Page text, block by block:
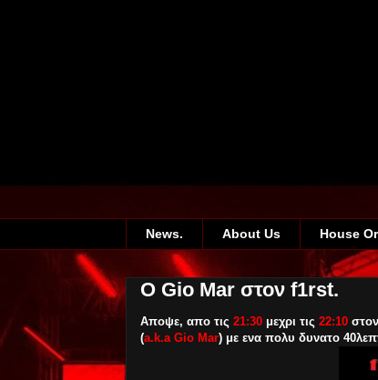
News. About Us House
O Gio Mar στον f1rst.
Αποψε, απο τις 21:30 μεχρι τις 22:10 στον
(a.k.a Gio Mar) με ενα πολυ δυνατο